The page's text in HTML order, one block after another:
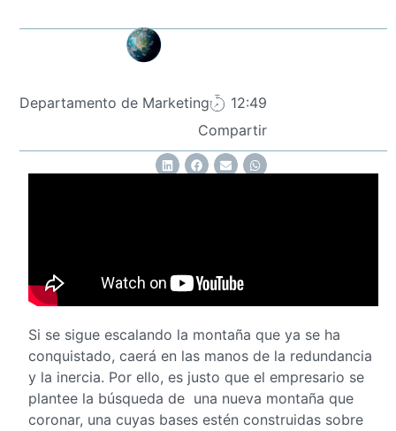
Departamento de Marketing
12:49
Compartir
Si se sigue escalando la montaña que ya se ha
conquistado, caerá en las manos de la redundancia
y la inercia. Por ello, es justo que el empresario se
plantee la búsqueda de una nueva montaña que
coronar, una cuyas bases estén construidas sobre